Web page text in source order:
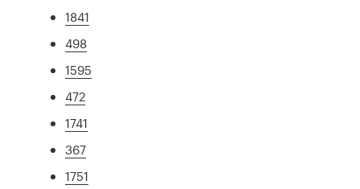
1841
498
1595
472
1741
367
1751